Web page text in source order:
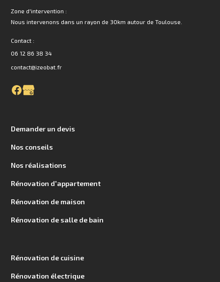
Zone d'intervention :
Nous intervenons dans un rayon de 30km autour de Toulouse.
Contact :
06 12 86 38 34
contact@izeobat.fr
Demander un devis
Nos conseils
Nos réalisations
Rénovation d'appartement
Rénovation de maison
Rénovation de salle de bain
Rénovation de cuisine
Rénovation électrique